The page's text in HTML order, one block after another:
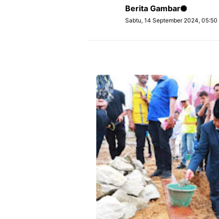
Berita Gambar
Sabtu, 14 September 2024, 05:50